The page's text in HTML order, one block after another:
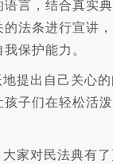
语言，结合真实
法条进行宣讲
保护能力。
提出自己关心
子们在轻松活
家对民法典有